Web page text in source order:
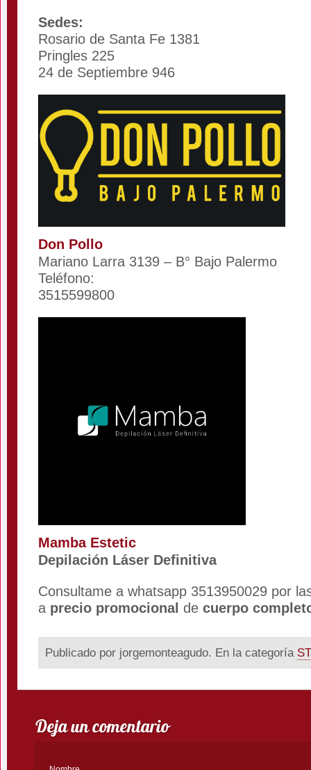
Sedes:
Rosario de Santa Fe 1381
Pringles 225
24 de Septiembre 946
Don Pollo
Mariano Larra 3139 – B° Bajo Palermo
Teléfono:
3515599800
Mamba Estetic
Depilación Láser Definitiva
Consultame a whatsapp 3513950029 por
a precio promocional de cuerpo
Publicado por jorgemonteagudo. En la categoría
Deja un comentario